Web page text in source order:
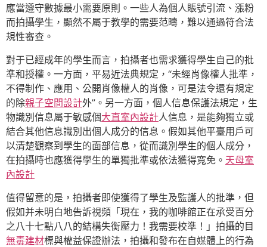
應當遵守數據最小需要原則。一些人為個人賬號引流、漲粉
而拍攝學生，顯然不屬于教學的需要范疇，難以通過符合法
規性審查。
對于已經成年的學生而言，拍攝者也需求獲得學生自己的批
準和授權。一方面，平易近法典規定，“未經肖像權人批準，
不得制作、應用、公開肖像權人的肖像，可是法令還有規定
的除親子空間設計外”。另一方面，個人信息保護法規定，生
物識別信息屬于敏感個大直室內設計人信息，是能夠獨立或
結合其他信息識別出個人成分的信息。假如其他平臺用戶可
以清楚觀察到學生的面部信息，從而識別學生的個人成分，
在拍攝時也應獲得學生的單獨批準或依法獲得寬免。 天母室
內設計
值得留意的是，拍攝者即使獲得了學生及監護人的批準，但
假如并未明白地告訴視頻「現在，我的咖啡館正在承受百分
之八十七點八八的結構失衡壓力！我需要校準！」拍攝的目
無毒建材標與權益保證辦法，拍攝和發布在自媒體上的行為